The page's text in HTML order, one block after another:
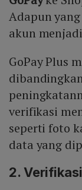
Adapun
akun
GoPay Plus
verifikasi
seperti foto
data yang
2.